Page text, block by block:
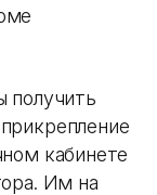
получить
кабинете
Им на